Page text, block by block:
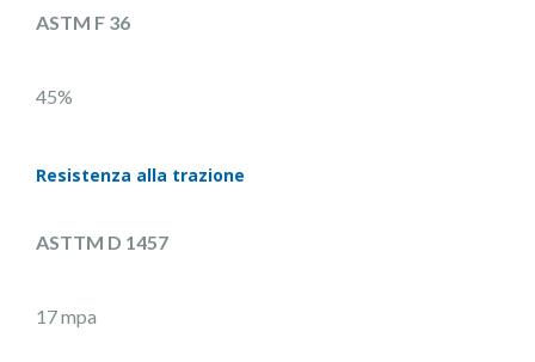
ASTM F 36
45%
Resistenza alla trazione
ASTTM D 1457
17 mpa